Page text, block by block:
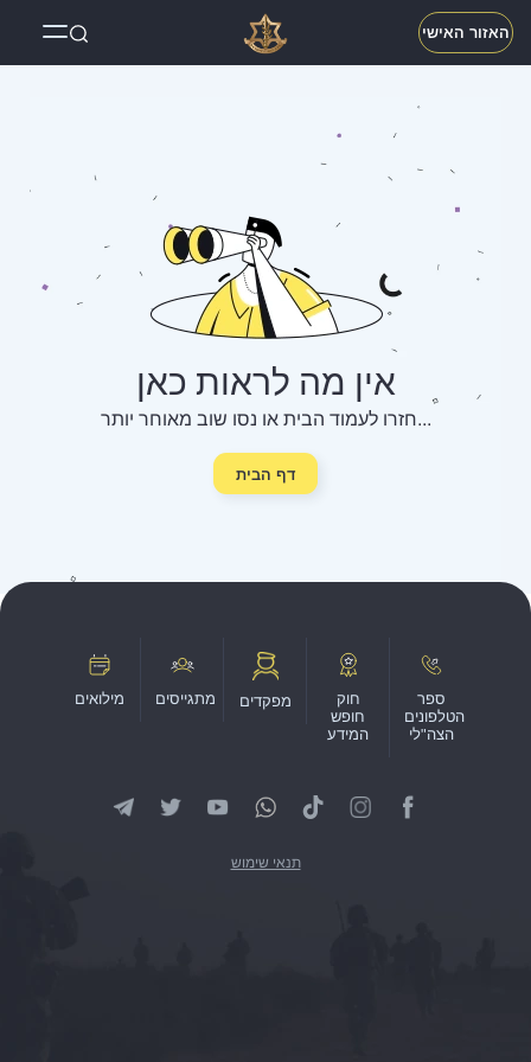
האזור האישי
אין מה לראות כאן
חזרו לעמוד הבית או נסו שוב מאוחר יותר...
דף הבית
מילואים מתגייסים מפקדים
חוק
חופש
המידע
ספר
הטלפונים
הצה"לי
תנאי שימוש